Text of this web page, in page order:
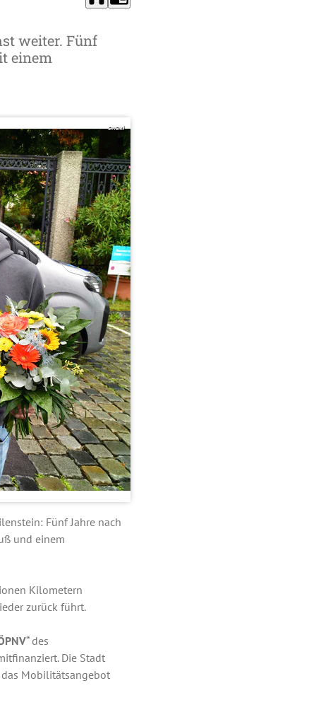
weiter. Fünf
einem
swaxi
Fünf Jahre nach
und einem
Kilometern
zurück führt.
“ des
Die Stadt
Mobilitätsangebot